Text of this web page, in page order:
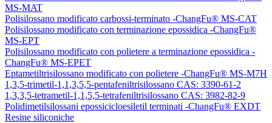
MS-MAT
Polisilossano modificato carbossi-terminato -ChangFu® MS-CAT
Polisilossano modificato con terminazione epossidica -ChangFu®
MS-EPT
Polisilossano modificato con polietere a terminazione epossidica -
ChangFu® MS-EPET
Eptametiltrisilossano modificato con polietere -ChangFu® MS-M7H
1,3,5-trimetil-1,1,3,5,5-pentafeniltrisilossano CAS: 3390-61-2
1,3,3,5-tetrametil-1,1,5,5-tetrafeniltrisilossano CAS: 3982-82-9
Polidimetilsilossani epossicicloesiletil terminati -ChangFu® EXDT
Resine siliconiche